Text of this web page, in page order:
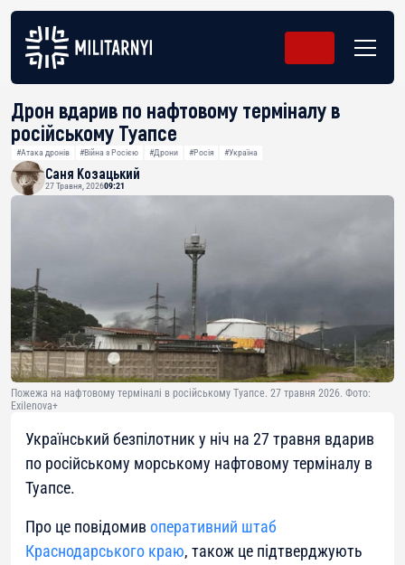
Дрон вдарив по нафтовому терміналу в
російському Туапсе
#Атака дронів #Війна з Росією #Дрони #Росія #Україна
Саня Козацький
27 Травня, 202609:21
Пожежа на нафтовому терміналі в російському Туапсе. 27 травня 2026. Фото:
Exilenova+
Український безпілотник у ніч на 27 травня вдарив
по російському морському нафтовому терміналу в
Туапсе.
Про це повідомив оперативний штаб
Краснодарського краю, також це підтверджують